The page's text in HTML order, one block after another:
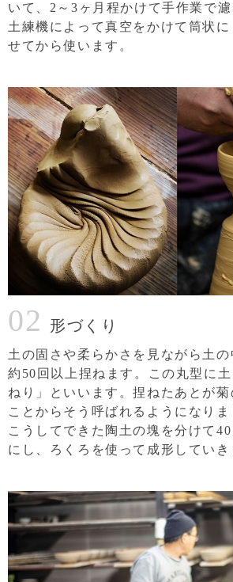
いて、2～3ヶ月程かけて手作業で濾
土練機によって真空をかけて筒状
せてから使います。
02 形づくり
土の固さや柔らかさを見ながら土の
約50回以上捏ねます。この丸型に
ねり」といいます。捏ねたあとが
ことからそう呼ばれるようになりま
こうしてできた陶土の塊を分けて
にし、ろくろを使って成形していき